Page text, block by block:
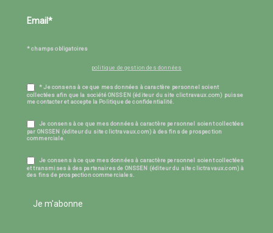
* champs obligatoires
politique de gestion des données
* Je consens à ce que mes données à caractère personnel soient
collectées afin que la société ONSSEN (éditeur du site clictravaux.com) puisse
me contacter et accepte la Politique de confidentialité.
Je consens à ce que mes données à caractère personnel soient collectées
par ONSSEN (éditeur du site clictravaux.com) à des fins de prospection
commerciale.
Je consens à ce que mes données à caractère personnel soient collectées
et transmises à des partenaires de ONSSEN (éditeur du site clictravaux.com) à
des fins de prospection commerciales.
Je m'abonne